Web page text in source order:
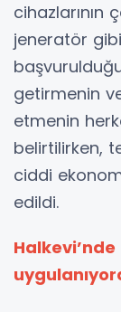
cihazlarının
jeneratör
getirmenin
etmenin
belirtilirken,
ciddi
edildi.